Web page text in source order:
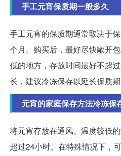
手工元宵保质期一般多久
手工元宵的保质期通常取决于
个月。购买后，最好尽快敞开
低的地方，存放时间最好不超
长，建议冷冻保存以延长保质期
元宵的家庭保存方法冷冻保
将元宵存放在通风、温度较低
超过24小时。在特殊情况下，